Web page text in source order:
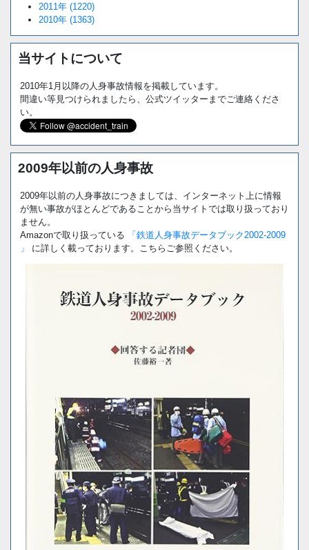
2011年 (1220)
2010年 (1363)
当サイトについて
2010年1月以降の人身事故情報を掲載しています。
間違い等見つけられましたら、公式ツイッターまでご連絡くださ
い。
2009年以前の人身事故
2009年以前の人身事故につきましては、インターネット上に情報
が無い事故がほとんどであることから当サイトでは取り扱っており
ません。
Amazonで取り扱っている
「鉄道人身事故データブック2002-2009
」
に詳しく載っております。こちらご参照ください。